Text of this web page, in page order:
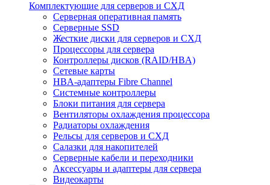
Комплектующие для серверов и СХД
Серверная оперативная память
Серверные SSD
Жесткие диски для серверов и СХД
Процессоры для сервера
Контроллеры дисков (RAID/HBA)
Сетевые карты
HBA-адаптеры Fibre Channel
Системные контроллеры
Блоки питания для сервера
Вентиляторы охлаждения процессора
Радиаторы охлаждения
Рельсы для серверов и СХД
Салазки для накопителей
Серверные кабели и переходники
Аксессуары и адаптеры для сервера
Видеокарты